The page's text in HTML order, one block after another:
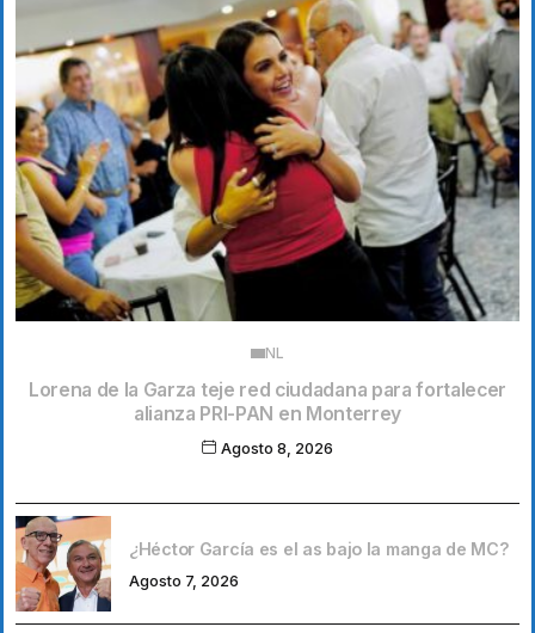
NL
Lorena de la Garza teje red ciudadana para fortalecer
alianza PRI-PAN en Monterrey
Agosto 8, 2026
¿Héctor García es el as bajo la manga de MC?
Agosto 7, 2026